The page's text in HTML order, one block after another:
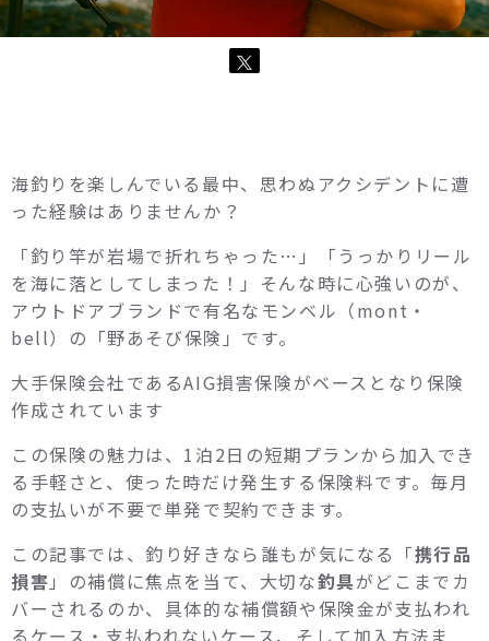
海釣りを楽しんでいる最中、思わぬアクシデントに遭
った経験はありませんか？
「釣り竿が岩場で折れちゃった…」「うっかりリール
を海に落としてしまった！」そんな時に心強いのが、
アウトドアブランドで有名なモンベル（mont・
bell）の「野あそび保険」です。
大手保険会社であるAIG損害保険がベースとなり保険
作成されています
この保険の魅力は、1泊2日の短期プランから加入でき
る手軽さと、使った時だけ発生する保険料です。毎月
の支払いが不要で単発で契約できます。
この記事では、釣り好きなら誰もが気になる「携行品
損害 」の補償に焦点を当て、大切な釣具がどこまでカ
バーされるのか、具体的な補償額や保険金が支払われ